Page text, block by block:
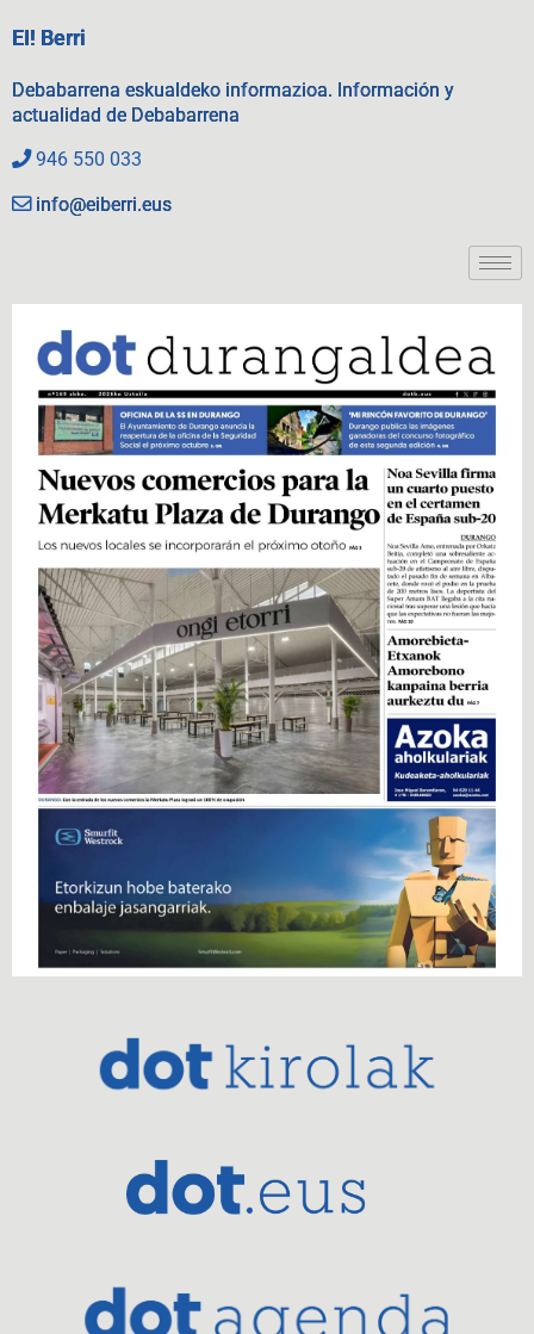
EI! Berri
Debabarrena eskualdeko informazioa. Información y
actualidad de Debabarrena
946 550 033
info@eiberri.eus